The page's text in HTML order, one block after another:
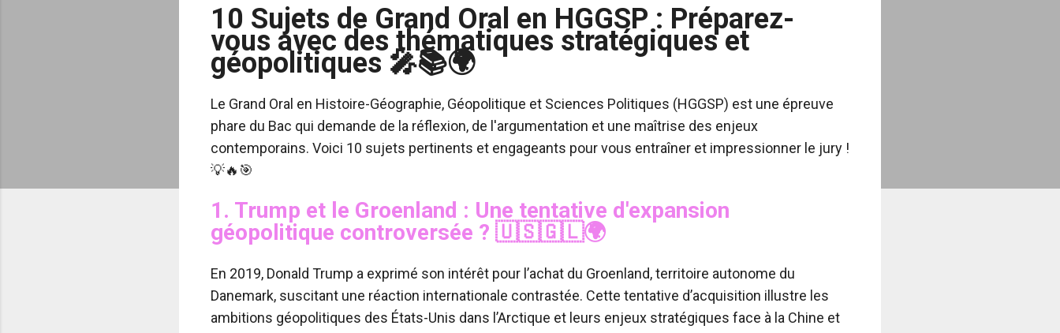
10 Sujets de Grand Oral en HGGSP : Préparez-
vous avec des thématiques stratégiques et
géopolitiques 🎤📚🌍
Le Grand Oral en Histoire-Géographie, Géopolitique et Sciences Politiques (HGGSP) est une épreuve
phare du Bac qui demande de la réflexion, de l'argumentation et une maîtrise des enjeux
contemporains. Voici 10 sujets pertinents et engageants pour vous entraîner et impressionner le jury !
💡🔥🎯
1. Trump et le Groenland : Une tentative d'expansion
géopolitique controversée ? 🇺🇸🇬🇱🌍
En 2019, Donald Trump a exprimé son intérêt pour l’achat du Groenland, territoire autonome du
Danemark, suscitant une réaction internationale contrastée. Cette tentative d’acquisition illustre les
ambitions géopolitiques des États-Unis dans l’Arctique et leurs enjeux stratégiques face à la Chine et